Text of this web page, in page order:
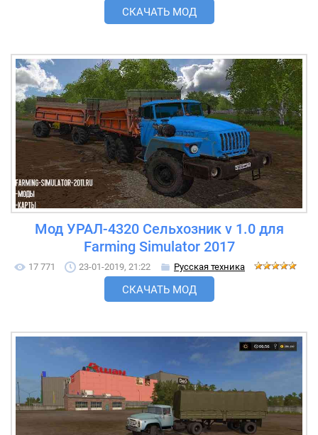
СКАЧАТЬ МОД
Мод УРАЛ-4320 Сельхозник v 1.0 для
Farming Simulator 2017
17 771 23-01-2019, 21:22 Русская техника
СКАЧАТЬ МОД